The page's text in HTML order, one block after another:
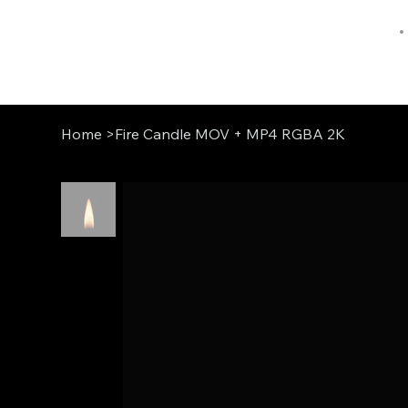
Home >Fire Candle MOV + MP4 RGBA 2K